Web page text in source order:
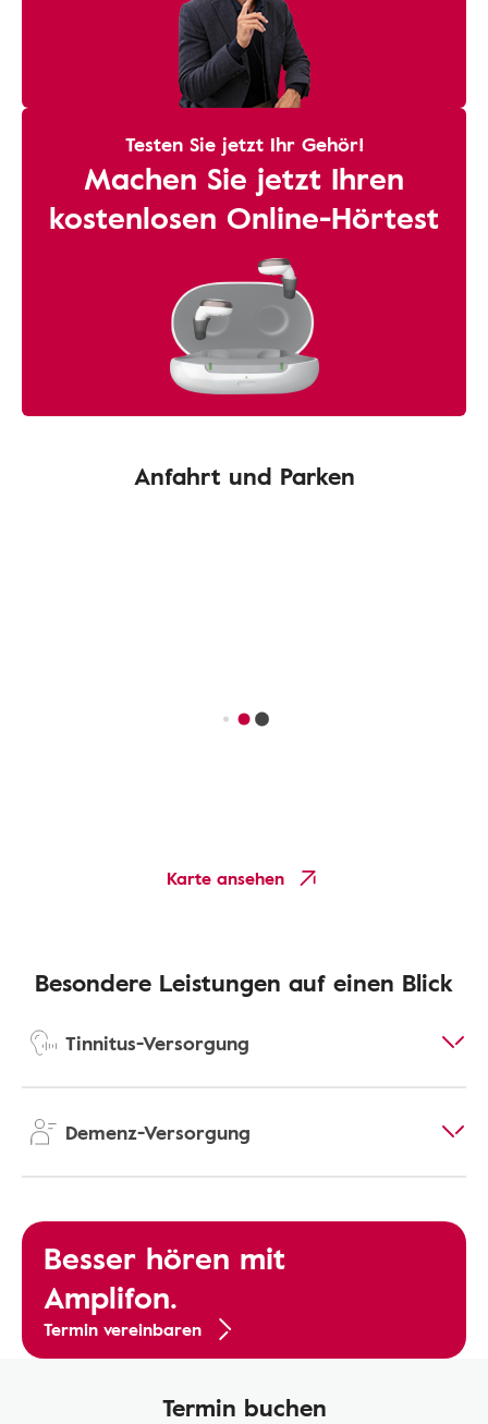
Testen Sie jetzt Ihr Gehör!
Machen Sie jetzt Ihren
kostenlosen Online-Hörtest
Anfahrt und Parken
Karte ansehen
Besondere Leistungen auf einen Blick
Tinnitus-Versorgung
Demenz-Versorgung
Besser hören mit
Amplifon.
Termin vereinbaren
Termin buchen